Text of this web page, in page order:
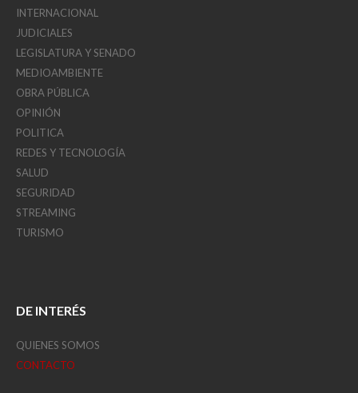
INTERNACIONAL
JUDICIALES
LEGISLATURA Y SENADO
MEDIOAMBIENTE
OBRA PÚBLICA
OPINIÓN
POLITICA
REDES Y TECNOLOGÍA
SALUD
SEGURIDAD
STREAMING
TURISMO
DE INTERÉS
QUIENES SOMOS
CONTACTO